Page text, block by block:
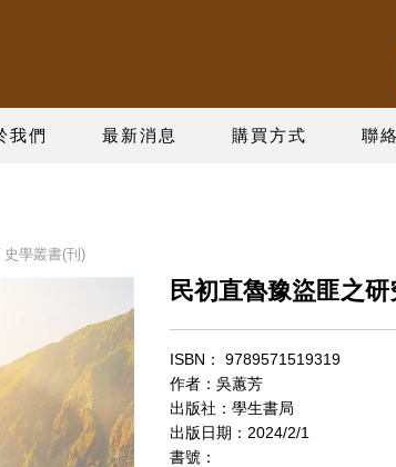
我們 最新消息 購買方式 聯
史學叢書(刊)
民初直魯豫盜匪之研
ISBN： 9789571519319
作者：吳蕙芳
出版社：學生書局
出版日期：2024/2/1
書號：